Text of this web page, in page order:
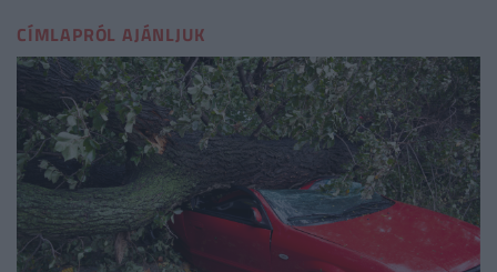
CÍMLAPRÓL AJÁNLJUK